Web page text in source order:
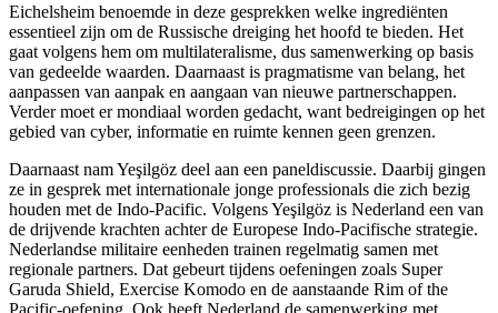
Eichelsheim benoemde in deze gesprekken welke ingrediënten
essentieel zijn om de Russische dreiging het hoofd te bieden. Het
gaat volgens hem om multilateralisme, dus samenwerking op basis
van gedeelde waarden. Daarnaast is pragmatisme van belang, het
aanpassen van aanpak en aangaan van nieuwe partnerschappen.
Verder moet er mondiaal worden gedacht, want bedreigingen op het
gebied van cyber, informatie en ruimte kennen geen grenzen.
Daarnaast nam Yeşilgöz deel aan een paneldiscussie. Daarbij gingen
ze in gesprek met internationale jonge professionals die zich bezig
houden met de Indo-Pacific. Volgens Yeşilgöz is Nederland een van
de drijvende krachten achter de Europese Indo-Pacifische strategie.
Nederlandse militaire eenheden trainen regelmatig samen met
regionale partners. Dat gebeurt tijdens oefeningen zoals Super
Garuda Shield, Exercise Komodo en de aanstaande Rim of the
Pacific-oefening. Ook heeft Nederland de samenwerking met